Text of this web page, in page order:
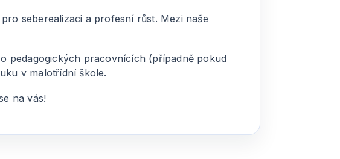
seberealizaci a profesní růst. Mezi naše
pedagogických pracovnících (případně pokud
v malotřídní škole.
na vás!